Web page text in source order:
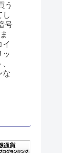
う
し
号
イ
ッ
な